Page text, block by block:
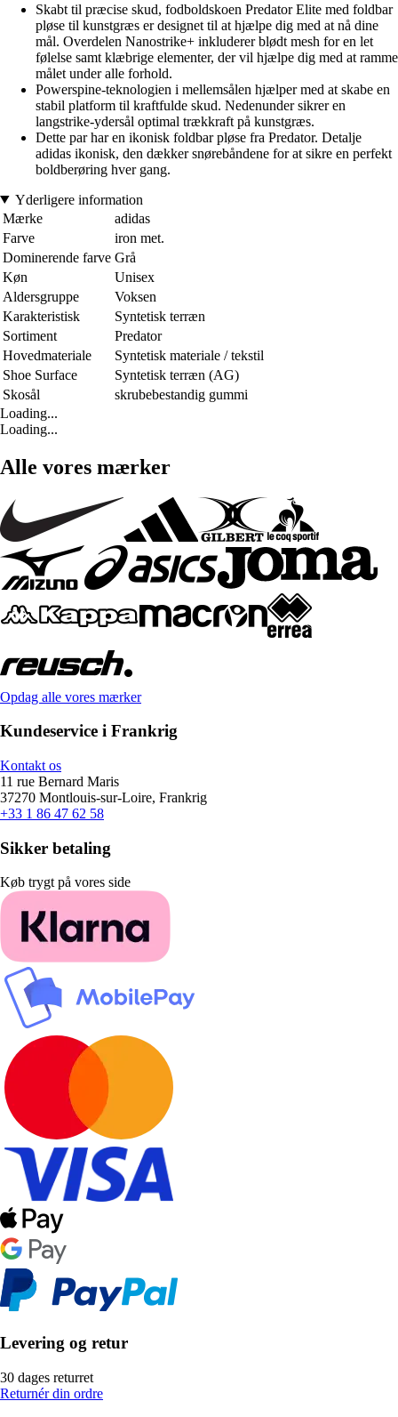
Skabt til præcise skud, fodboldskoen Predator Elite med foldbar
pløse til kunstgræs er designet til at hjælpe dig med at nå dine
mål. Overdelen Nanostrike+ inkluderer blødt mesh for en let
følelse samt klæbrige elementer, der vil hjælpe dig med at ramme
målet under alle forhold.
Powerspine-teknologien i mellemsålen hjælper med at skabe en
stabil platform til kraftfulde skud. Nedenunder sikrer en
langstrike-ydersål optimal trækkraft på kunstgræs.
Dette par har en ikonisk foldbar pløse fra Predator. Detalje
adidas ikonisk, den dækker snørebåndene for at sikre en perfekt
boldberøring hver gang.
Yderligere information
Mærke
adidas
Farve
iron met.
Dominerende farve Grå
Køn
Unisex
Aldersgruppe
Voksen
Karakteristisk
Syntetisk terræn
Sortiment
Predator
Hovedmateriale
Syntetisk materiale / tekstil
Shoe Surface
Syntetisk terræn (AG)
Skosål
skrubebestandig gummi
Loading...
Loading...
Alle vores mærker
Opdag alle vores mærker
Kundeservice i Frankrig
Kontakt os
11 rue Bernard Maris
37270 Montlouis-sur-Loire, Frankrig
+33 1 86 47 62 58
Sikker betaling
Køb trygt på vores side
Levering og retur
30 dages returret
Returnér din ordre